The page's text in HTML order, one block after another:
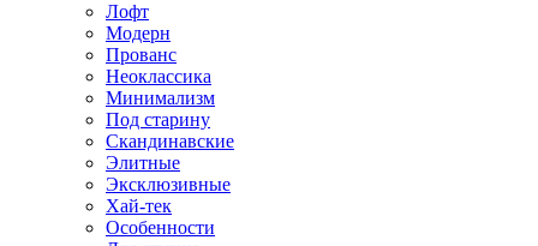
Лофт
Модерн
Прованс
Неоклассика
Минимализм
Под старину
Скандинавские
Элитные
Эксклюзивные
Хай-тек
Особенности